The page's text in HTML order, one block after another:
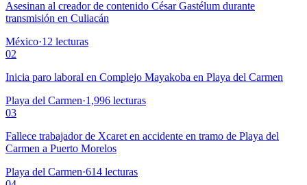
Asesinan al creador de contenido César Gastélum durante
transmisión en Culiacán
México·12 lecturas
02
Inicia paro laboral en Complejo Mayakoba en Playa del Carmen
Playa del Carmen·1,996 lecturas
03
Fallece trabajador de Xcaret en accidente en tramo de Playa del
Carmen a Puerto Morelos
Playa del Carmen·614 lecturas